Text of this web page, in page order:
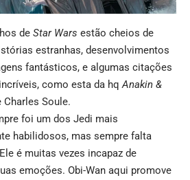
de Star Wars estão cheios de
estranhas, desenvolvimentos
fantásticos, e algumas citações
como esta da hqAnakin &
Charles Soule.
foi um dos Jedi mais
habilidosos, mas sempre falta
é muitas vezes incapaz de
emoções. Obi-Wan aqui promove